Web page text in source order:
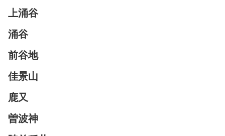
上涌谷
涌谷
前谷地
佳景山
鹿又
曽波神